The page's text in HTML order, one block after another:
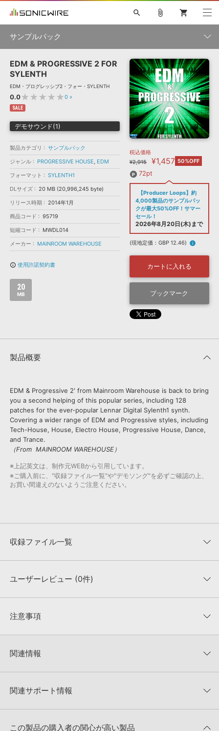
ソフト音源 »
プラグイン・エフェクト »
サンプルパック »
ソフトウェア／ツール »
DAW »
効果音 »
BGM »
キャンペーン »
ニュースレター »
SONICWIREブログ »
製品サポート情報 »
DTMガイド »
FAQ »
お問い合わせ »
音楽カード
楽曲配信流通サービス
無償のサウンド管理ソフト
次世代型 ボーカル・エディタ
APS 映像のBGM・セリフを音声分離
search
初音ミク NT 鏡音リン・レン V4X 巡音ルカ V4X
MEIKO V3
KAITO V3
TOONTRACK
SPITFIRE AUDIO
VIENNA
EZ DRUMMER 3 SERUM
ライセンスフリーBGM
ボーカル抜き出し
DUBSTEP
MUTANT
ROUTER.FM
SONOCA
ソフト音源 プラグイン・エフェクト
ソフトウェア／ツール 効果音
attach_file shopping_cart
サンプルパック
製品一覧
ジャンル
メーカー
フォーマット
ランキング
EDM & PROGRESSIVE 2 FOR
SYLENTH
EDM・プログレッシブ2・フォー・SYLENTH
0.0★★★★★0 »
SALE
デモサウンド(1)
製品カテゴリ
サンプルパック
ジャンル
PROGRESSIVE HOUSE, EDM
フォーマット
SYLENTH1
DLサイズ
20 MB (20,996,245 byte)
リリース時期
2014年1月
商品コード
95719
短縮コード
MWDL014
メーカー
MAINROOM WAREHOUSE
info_outline 使用許諾契約書
20
MB
税込価格
¥2,915
¥1,457 50%OFF
72pt
【Producer Loops】約
4,000製品のサンプルパッ
クが最大50%OFF！サマー
セール！
2026年8月20日(木)まで
(現地定価：GBP 12.46) info
カートに入れる
ブックマーク
製品概要
EDM & Progressive 2' from Mainroom Warehouse is back to bring
you a second helping of this popular series, including 128
patches for the ever-popular Lennar Digital Sylenth1 synth.
Covering a wider range of EDM and Progressive styles, including
Tech-House, House, Electro House, Progressive House, Dance,
and Trance.
（From MAINROOM WAREHOUSE）
※上記英文は、制作元WEBから引用しています。
※ご購入前に、"収録ファイル一覧"や"デモソング"を必ずご確認の上、
お買い間違えのないようご注意ください。
収録ファイル一覧
収録ファイル一覧
ユーザーレビュー (0件)
★★★★★
★5
★4
★1
0%
注意事項
KONTAKTフォーマットは、
でお使いいただけます。無償版のKONTAKT PLAYERではお使いい
4GBを超えるデータに関するご注意：
FAT32でフォーマットされた
きます際には、NTFSやHFS＋でフォーマットされたHDDをご用意
関連情報
50%OFF！サマーセール！
関連サポート情報
この製品の購入者の関心が高い製品